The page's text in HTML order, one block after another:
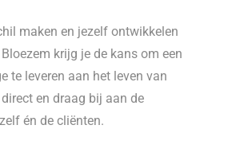
maken en jezelf ontwikkelen
krijg je de kans om een
te leveren aan het leven van
en draag bij aan de
én de cliënten.